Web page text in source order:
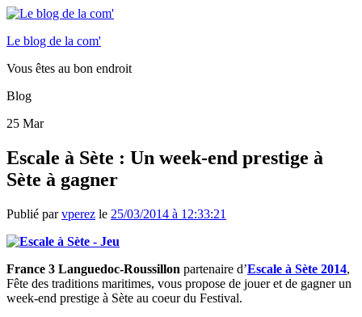
Le blog de la com'
Vous êtes au bon endroit
Blog
25 Mar
Escale à Sète : Un week-end prestige à
Sète à gagner
Publié parvperez le 25/03/2014 à 12:33:21
France 3 Languedoc-Roussillon partenaire d’Escale à Sète 2014,
Fête des traditions maritimes, vous propose de jouer et de gagner un
week-end prestige à Sète au coeur du Festival.